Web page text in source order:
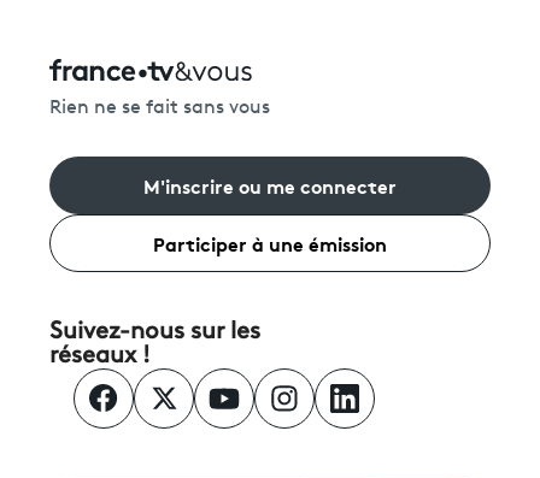
Rien ne se fait sans vous
M'inscrire ou me connecter
Participer à une émission
Suivez-nous sur les
réseaux !